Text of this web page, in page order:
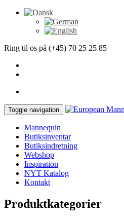
Ring til os på (+45) 70 25 25 85
Toggle navigation
Mannequin
Butiksinventar
Butiksindretning
Webshop
Inspiration
NYT Katalog
Kontakt
Produktkategorier